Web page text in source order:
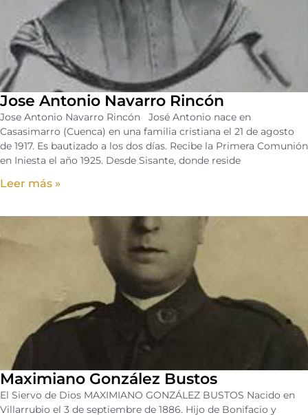
Jose Antonio Navarro Rincón
Jose Antonio Navarro Rincón José Antonio nace en
Casasimarro (Cuenca) en una familia cristiana el 21 de agosto
de 1917. Es bautizado a los dos días. Recibe la Primera Comunión
en Iniesta el año 1925. Desde Sisante, donde reside
Leer más »
Maximiano González Bustos
El Siervo de Dios MAXIMIANO GONZÁLEZ BUSTOS Nacido en
Villarrubio el 3 de septiembre de 1886. Hijo de Bonifacio y